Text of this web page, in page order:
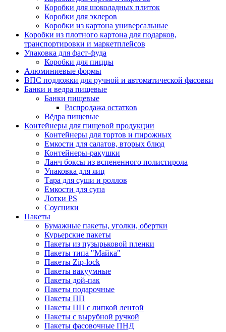
Коробки для шоколадных плиток
Коробки для эклеров
Коробки из картона универсальные
Коробки из плотного картона для подарков,
транспортировки и маркетплейсов
Упаковка для фаст-фуда
Коробки для пиццы
Алюминиевые формы
ВПС подложки для ручной и автоматической фасовки
Банки и ведра пищевые
Банки пищевые
Распродажа остатков
Вёдра пищевые
Контейнеры для пищевой продукции
Контейнеры для тортов и пирожных
Емкости для салатов, вторых блюд
Контейнеры-ракушки
Ланч боксы из вспененного полистирола
Упаковка для яиц
Тара для суши и роллов
Емкости для супа
Лотки PS
Соусники
Пакеты
Бумажные пакеты, уголки, обертки
Курьерские пакеты
Пакеты из пузырьковой пленки
Пакеты типа "Майка"
Пакеты Zip-lock
Пакеты вакуумные
Пакеты дой-пак
Пакеты подарочные
Пакеты ПП
Пакеты ПП с липкой лентой
Пакеты с вырубной ручкой
Пакеты фасовочные ПНД